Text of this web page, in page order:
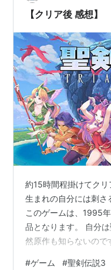
と、キャラクター同
が楽しめるようになっ
基本的なシステムは前
ているが、必殺技と
敵に物理攻撃をヒット
て、必殺技を発動さ
止され、リングコマ
が、魔法の詠唱には
物語を進めていくと
クラスにクラスチェ
ェンジは2段階で、光
装備可能なアイテム
2人での協力プレイが
【クリア後 感想】
約15時間程掛けてク
生まれの自分には刺さ
このゲームは、1995
品となります。 自分
然原作も知らないので
#ゲーム #聖剣伝説3